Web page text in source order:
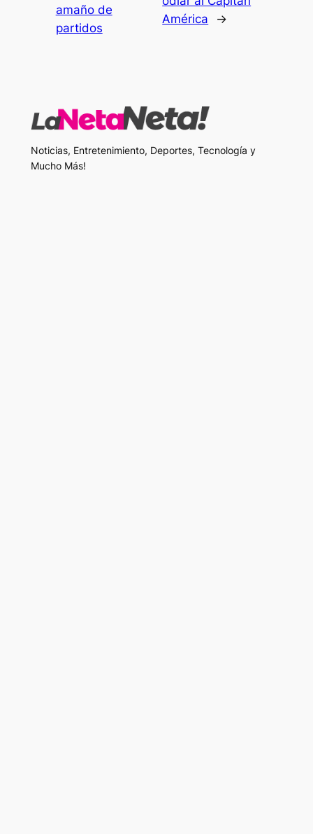
amaño de
partidos
América
→
Noticias, Entretenimiento, Deportes, Tecnología y
Mucho Más!